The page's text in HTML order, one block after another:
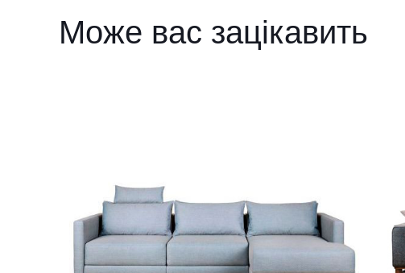
Може вас зацікавить